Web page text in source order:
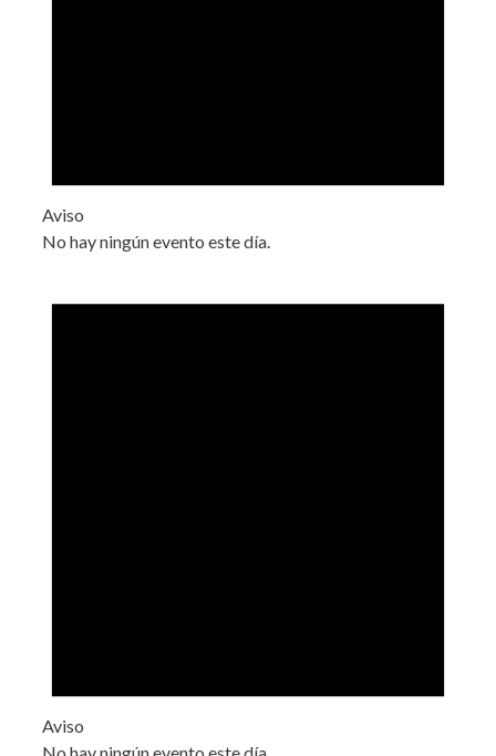
Aviso
No hay ningún evento este día.
Aviso